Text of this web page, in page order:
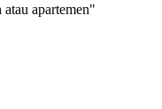
apartemen"